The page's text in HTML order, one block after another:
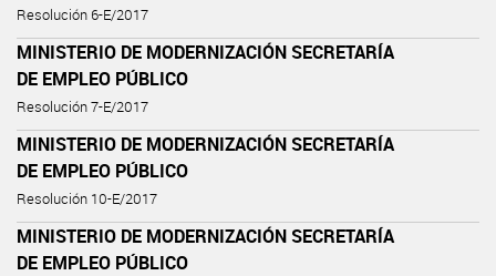
Resolución 6-E/2017
MINISTERIO DE MODERNIZACIÓN SECRETARÍA
DE EMPLEO PÚBLICO
Resolución 7-E/2017
MINISTERIO DE MODERNIZACIÓN SECRETARÍA
DE EMPLEO PÚBLICO
Resolución 10-E/2017
MINISTERIO DE MODERNIZACIÓN SECRETARÍA
DE EMPLEO PÚBLICO